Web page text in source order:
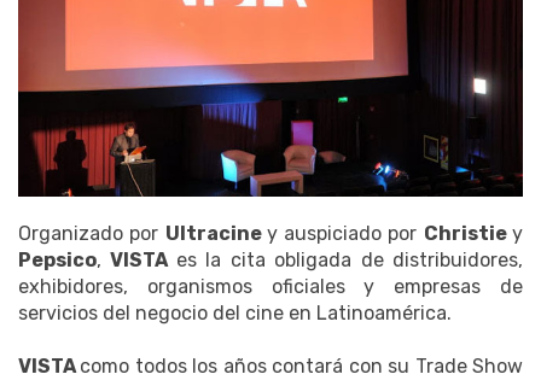
Organizado por Ultracine y auspiciado por Christiey
Pepsico,VISTA es la cita obligada de distribuidores,
exhibidores, organismos oficiales y empresas de
servicios del negocio del cine en Latinoamérica.
VISTAcomo todos los años contará con su Trade Show